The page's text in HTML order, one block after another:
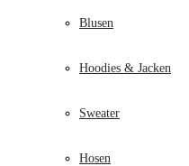
Blusen
Hoodies & Jacken
Sweater
Hosen